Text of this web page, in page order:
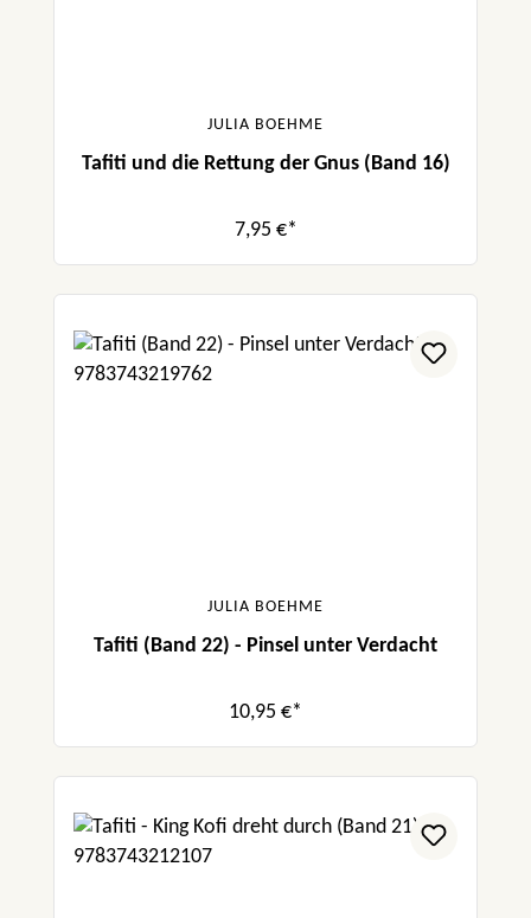
JULIA BOEHME
Tafiti und die Rettung der Gnus (Band 16)
7,95 €*
JULIA BOEHME
Tafiti (Band 22) - Pinsel unter Verdacht
10,95 €*